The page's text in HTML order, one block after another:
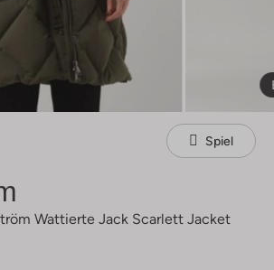
Spiel
Wattierte Jack Scarlett Jacket